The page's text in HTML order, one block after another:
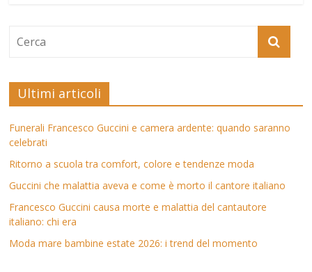
Ultimi articoli
Funerali Francesco Guccini e camera ardente: quando saranno
celebrati
Ritorno a scuola tra comfort, colore e tendenze moda
Guccini che malattia aveva e come è morto il cantore italiano
Francesco Guccini causa morte e malattia del cantautore
italiano: chi era
Moda mare bambine estate 2026: i trend del momento